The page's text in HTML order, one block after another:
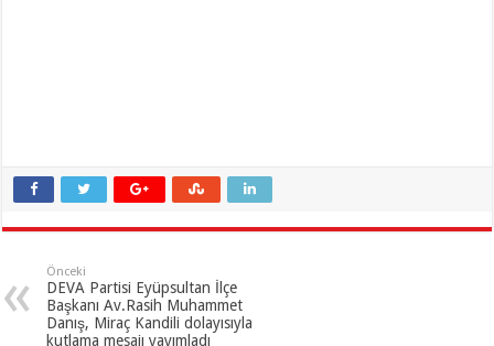
Önceki
DEVA Partisi Eyüpsultan İlçe
Başkanı Av.Rasih Muhammet
Danış, Miraç Kandili dolayısıyla
kutlama mesajı yayımladı